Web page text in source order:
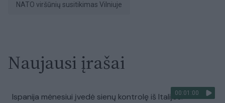
NATO viršūnių susitikimas Vilniuje
Naujausi įrašai
00:01:00
Ispanija mėnesiui įvedė sienų kontrolę iš Italijos: